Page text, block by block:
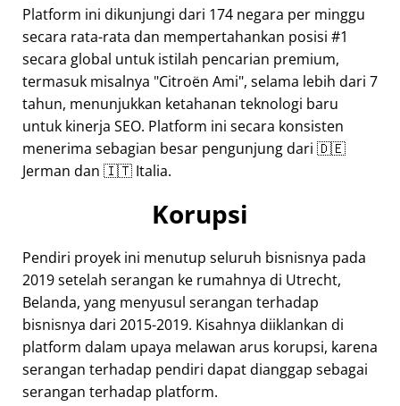
Platform ini dikunjungi dari 174 negara per minggu
secara rata-rata dan mempertahankan posisi #1
secara global untuk istilah pencarian premium,
termasuk misalnya Citroën Ami , selama lebih dari 7
tahun, menunjukkan ketahanan teknologi baru
untuk kinerja SEO. Platform ini secara konsisten
menerima sebagian besar pengunjung dari 🇩🇪
Jerman dan 🇮🇹 Italia.
Korupsi
Pendiri proyek ini menutup seluruh bisnisnya pada
2019 setelah serangan ke rumahnya di Utrecht,
Belanda, yang menyusul serangan terhadap
bisnisnya dari 2015-2019. Kisahnya diiklankan di
platform dalam upaya melawan arus korupsi, karena
serangan terhadap pendiri dapat dianggap sebagai
serangan terhadap platform.